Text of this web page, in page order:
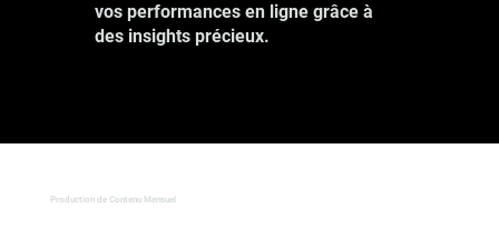
vos performances en ligne grâce à
des insights précieux.
Production de Contenu Mensuel